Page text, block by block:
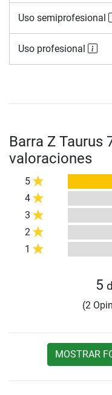
Uso semiprofesional
Uso profesional
Barra Z Taurus
valoraciones
5
4
3
2
1
5
(2
MOSTRAR